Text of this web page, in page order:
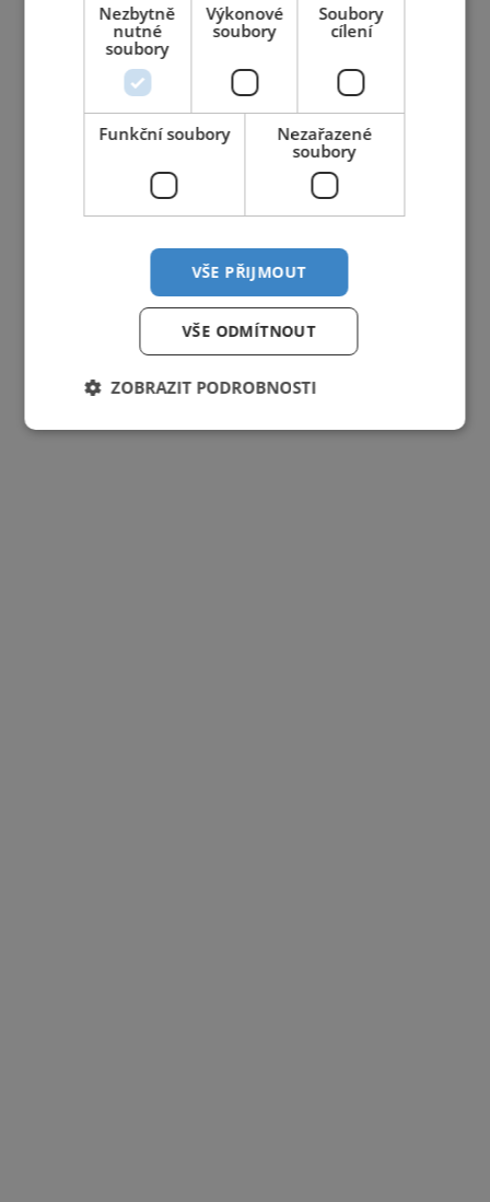
Nezbytně
nutné
soubory
Výkonové
soubory
Soubory
cílení
Funkční soubory
Nezařazené
soubory
VŠE PŘIJMOUT
VŠE ODMÍTNOUT
ZOBRAZIT PODROBNOSTI